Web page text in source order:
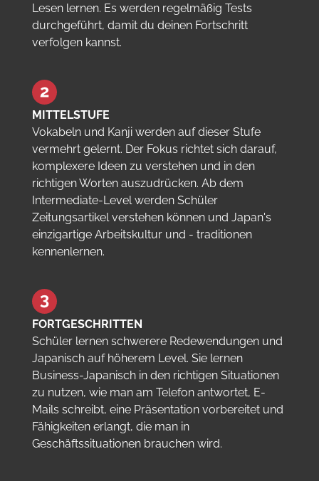
Lesen lernen. Es werden regelmäßig Tests
durchgeführt, damit du deinen Fortschritt
verfolgen kannst.
MITTELSTUFE
Vokabeln und Kanji werden auf dieser Stufe
vermehrt gelernt. Der Fokus richtet sich darauf,
komplexere Ideen zu verstehen und in den
richtigen Worten auszudrücken. Ab dem
Intermediate-Level werden Schüler
Zeitungsartikel verstehen können und Japan's
einzigartige Arbeitskultur und - traditionen
kennenlernen.
FORTGESCHRITTEN
Schüler lernen schwerere Redewendungen und
Japanisch auf höherem Level. Sie lernen
Business-Japanisch in den richtigen Situationen
zu nutzen, wie man am Telefon antwortet, E-
Mails schreibt, eine Präsentation vorbereitet und
Fähigkeiten erlangt, die man in
Geschäftssituationen brauchen wird.